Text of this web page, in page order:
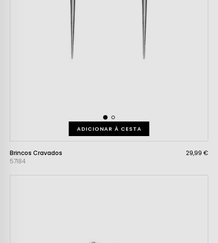
ADICIONAR À CESTA
Brincos Cravados
57184
29,99 €